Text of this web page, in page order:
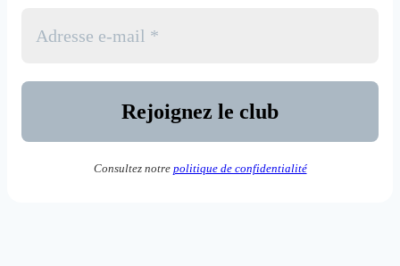
Consultez notre politique de confidentialité